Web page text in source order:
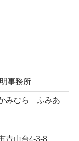
事務所
かみむら ふみあ
青山台4-3-8